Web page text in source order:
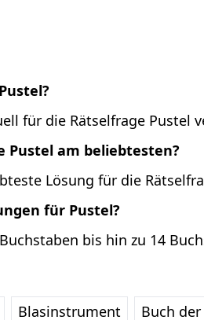
für die Rätselfrage Pustel
Pustel am beliebtesten?
Lösung für die
für Pustel?
bis hin zu 14
Blasinstrument Buch